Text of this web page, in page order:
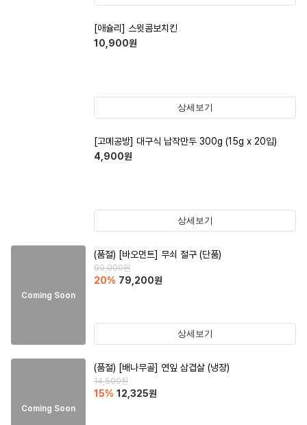
[애슐리] 스윗콤보치킨
10,900원
상세보기
[고메공방] 대구식 납작만두 300g (15g x 20입)
4,900원
상세보기
Coming Soon
(품절) [바오먼트] 무쇠 절구 (단품)
99,000원
20% 79,200원
상세보기
Coming Soon
(품절) [배나무골] 연잎 삼겹살 (냉장)
14,500원
15% 12,325원